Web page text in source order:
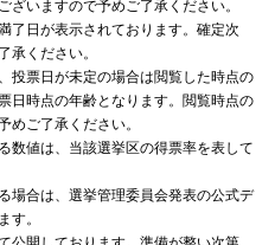
いますので予めご了承ください。
了日が表示されております。確定次
承ください。
投票日が未定の場合は閲覧した時点の
日時点の年齢となります。閲覧時点の
めご了承ください。
数値は、当該選挙区の得票率を表して
場合は、選挙管理委員会発表の公式デ
す。